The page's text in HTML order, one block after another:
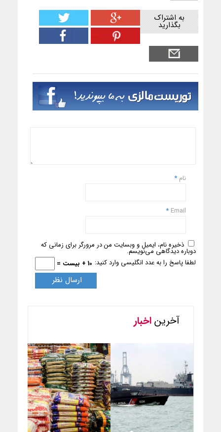
به اشتراک
بگذارید
نام *
Email
*
ذخیره نام، ایمیل و وبسایت من در مرورگر برای زمانی که
دوباره دیدگاهی می‌نویسم.
لطفا پاسخ را به عدد انگلیسی وارد کنید: 10 + بیست =
آخریناخبار